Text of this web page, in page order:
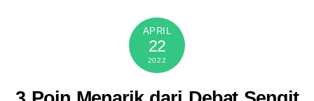
APRIL
22
2022